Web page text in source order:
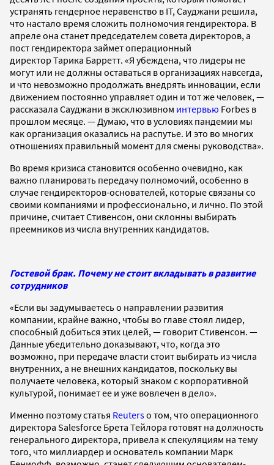
устранять гендерное неравенство в IТ, Сауджани решила,
что настало время сложить полномочия гендиректора. В
апреле она станет председателем совета директоров, а
пост гендиректора займет операционный
директор Тарика Барретт. «Я убеждена, что лидеры не
могут или не должны оставаться в организациях навсегда,
и что невозможно продолжать внедрять инновации, если
движением постоянно управляет один и тот же человек, —
рассказала Сауджани в эксклюзивном интервью Forbes в
прошлом месяце. — Думаю, что в условиях пандемии мы
как организация оказались на распутье. И это во многих
отношениях правильный момент для смены руководства».
Во время кризиса становится особенно очевидно, как
важно планировать передачу полномочий, особенно в
случае гендиректоров-основателей, которые связаны со
своими компаниями и профессионально, и лично. По этой
причине, считает Стивенсон, они склонны выбирать
преемников из числа внутренних кандидатов.
Гостевой брак. Почему не стоит вкладывать в развитие
сотрудников
«Если вы задумываетесь о направлении развития
компании, крайне важно, чтобы во главе стоял лидер,
способный добиться этих целей, — говорит Стивенсон. —
Данные убедительно доказывают, что, когда это
возможно, при передаче власти стоит выбирать из числа
внутренних, а не внешних кандидатов, поскольку вы
получаете человека, который знаком с корпоративной
культурой, понимает ее и уже вовлечен в дело».
Именно поэтому статья Reutersо том, что операционного
директора Salesforce Брета Тейлора готовят на должность
генерального директора, привела к спекуляциям на тему
того, что миллиардер и основатель компании Марк